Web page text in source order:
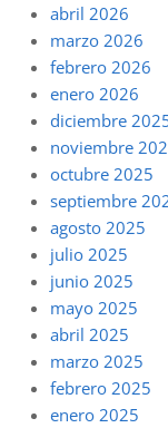
abril 2026
marzo 2026
febrero 2026
enero 2026
diciembre
noviembre
octubre 2025
septiembre
agosto 2025
julio 2025
junio 2025
mayo 2025
abril 2025
marzo 2025
febrero 2025
enero 2025